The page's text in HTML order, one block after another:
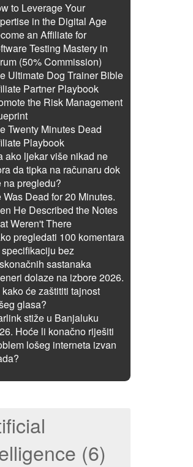
to Leverage Your
in the Digital Age
an Affiliate for
Testing Mastery in
(50% Commission)
Ultimate Dog Trainer Bible
Partner Playbook
the Risk Management
Twenty Minutes Dead
Playbook
ako ljekar više nikad ne
da tipka na računaru dok
na pregledu?
Was Dead for 20 Minutes.
He Described the Notes
Weren't There
pregledati 100 komentara
specifikaciju bez
sastanaka
dolaze na izbore 2026.
će zaštititi tajnost
glasa?
stiže u Banjaluku
Hoće li konačno riješiti
lošeg interneta izvan
(6)